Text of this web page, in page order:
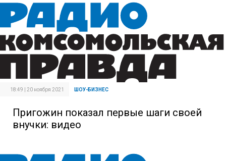
18:49 | 20 ноября 2021 ШОУ-БИЗНЕС
Пригожин показал первые шаги своей
внучки: видео